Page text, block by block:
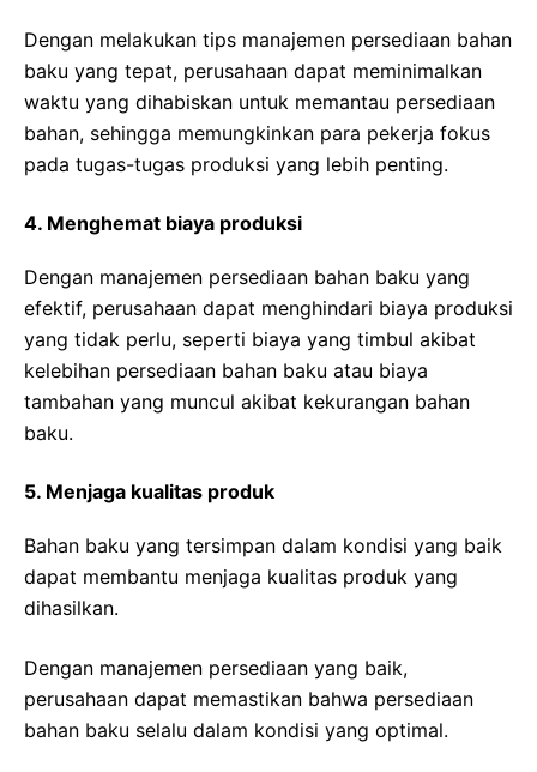
Dengan melakukan tips manajemen persediaan bahan
baku yang tepat, perusahaan dapat meminimalkan
waktu yang dihabiskan untuk memantau persediaan
bahan, sehingga memungkinkan para pekerja fokus
pada tugas-tugas produksi yang lebih penting.
4. Menghemat biaya produksi
Dengan manajemen persediaan bahan baku yang
efektif, perusahaan dapat menghindari biaya produksi
yang tidak perlu, seperti biaya yang timbul akibat
kelebihan persediaan bahan baku atau biaya
tambahan yang muncul akibat kekurangan bahan
baku.
5. Menjaga kualitas produk
Bahan baku yang tersimpan dalam kondisi yang baik
dapat membantu menjaga kualitas produk yang
dihasilkan.
Dengan manajemen persediaan yang baik,
perusahaan dapat memastikan bahwa persediaan
bahan baku selalu dalam kondisi yang optimal.